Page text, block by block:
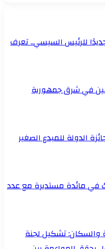
للرئيس السيسي.. تعرف
في شرق جمهورية
الدولة للمبدع الصغير
في مائدة مستديرة مع عدد
والسكان: تشكيل لجنة